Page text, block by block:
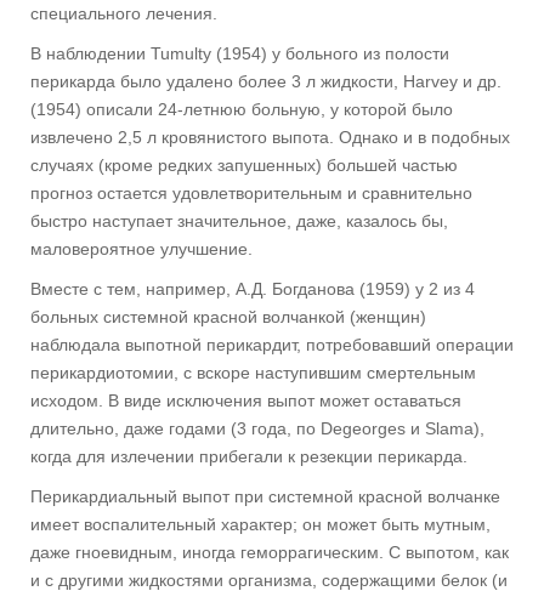
специального лечения.
В наблюдении Tumulty (1954) у больного из полости
перикарда было удалено более 3 л жидкости, Harvey и др.
(1954) описали 24-летнюю больную, у которой было
извлечено 2,5 л кровянистого выпота. Однако и в подобных
случаях (кроме редких запушенных) большей частью
прогноз остается удовлетворительным и сравнительно
быстро наступает значительное, даже, казалось бы,
маловероятное улучшение.
Вместе с тем, например, А.Д. Богданова (1959) у 2 из 4
больных системной красной волчанкой (женщин)
наблюдала выпотной перикардит, потребовавший операции
перикардиотомии, с вскоре наступившим смертельным
исходом. В виде исключения выпот может оставаться
длительно, даже годами (3 года, по Degeorges и Slama),
когда для излечении прибегали к резекции перикарда.
Перикардиальный выпот при системной красной волчанке
имеет воспалительный характер; он может быть мутным,
даже гноевидным, иногда геморрагическим. С выпотом, как
и с другими жидкостями организма, содержащими белок (и